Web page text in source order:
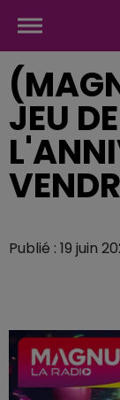
JEU DE
Publié : 19 juin